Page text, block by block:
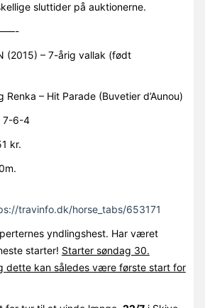
sluttider på auktionerne.
(2015) – 7-årig vallak (født
Renka – Hit Parade (Buvetier d’Aunou)
7-6-4
kr.
travinfo.dk/horse_tabs/653171
yndlingshest. Har været
starter! Starter søndag 30.
dette kan således være første start for